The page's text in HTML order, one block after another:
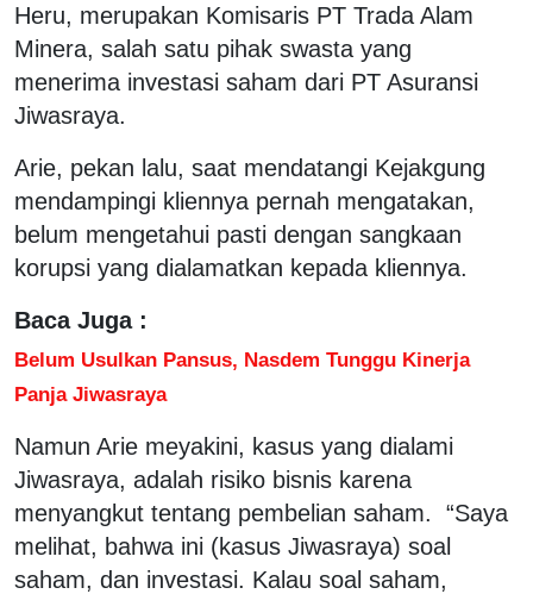
Heru, merupakan Komisaris PT Trada Alam
Minera, salah satu pihak swasta yang
menerima investasi saham dari PT Asuransi
Jiwasraya.
Arie, pekan lalu, saat mendatangi Kejakgung
mendampingi kliennya pernah mengatakan,
belum mengetahui pasti dengan sangkaan
korupsi yang dialamatkan kepada kliennya.
Baca Juga :
Belum Usulkan Pansus, Nasdem Tunggu Kinerja
Panja Jiwasraya
Namun Arie meyakini, kasus yang dialami
Jiwasraya, adalah risiko bisnis karena
menyangkut tentang pembelian saham. “Saya
melihat, bahwa ini (kasus Jiwasraya) soal
saham, dan investasi. Kalau soal saham,